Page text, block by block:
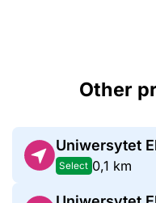
Other
Select 0,1 km